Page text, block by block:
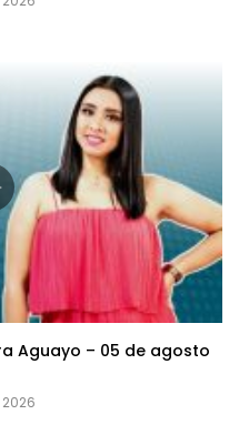
Aguayo – 05 de agosto
2026